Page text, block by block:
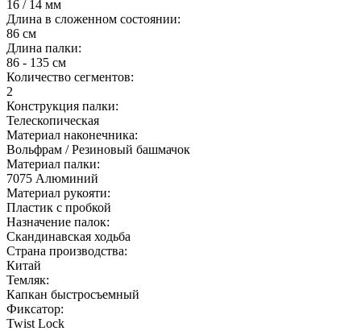
16 / 14 мм
Длина в сложенном состоянии:
86 см
Длина палки:
86 - 135 см
Количество сегментов:
2
Конструкция палки:
Телескопическая
Материал наконечника:
Вольфрам / Резиновый башмачок
Материал палки:
7075 Алюминий
Материал рукояти:
Пластик с пробкой
Назначение палок:
Скандинавская ходьба
Страна производства:
Китай
Темляк:
Капкан быстросъемный
Фиксатор:
Twist Lock